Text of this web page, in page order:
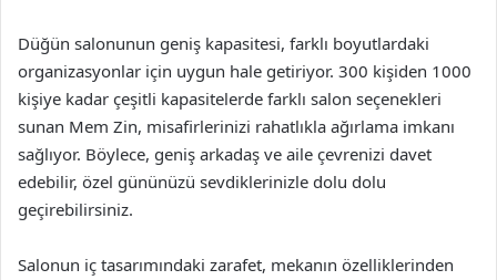
Düğün salonunun geniş kapasitesi, farklı boyutlardaki
organizasyonlar için uygun hale getiriyor. 300 kişiden 1000
kişiye kadar çeşitli kapasitelerde farklı salon seçenekleri
sunan Mem Zin, misafirlerinizi rahatlıkla ağırlama imkanı
sağlıyor. Böylece, geniş arkadaş ve aile çevrenizi davet
edebilir, özel gününüzü sevdiklerinizle dolu dolu
geçirebilirsiniz.
Salonun iç tasarımındaki zarafet, mekanın özelliklerinden